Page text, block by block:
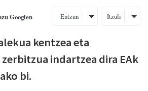
Googlen Entzun Itzuli
kentzea eta
indartzea dira EAk
bi.